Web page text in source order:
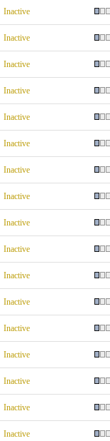
Inactive
Inactive
Inactive
Inactive
Inactive
Inactive
Inactive
Inactive
Inactive
Inactive
Inactive
Inactive
Inactive
Inactive
Inactive
Inactive
Inactive